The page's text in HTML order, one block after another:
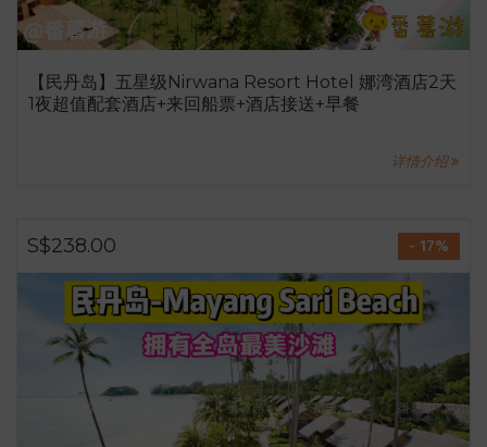
【民丹岛】五星级Nirwana Resort Hotel 娜湾酒店2天
1夜超值配套酒店+来回船票+酒店接送+早餐
详情介绍
S$238.00 - 17%